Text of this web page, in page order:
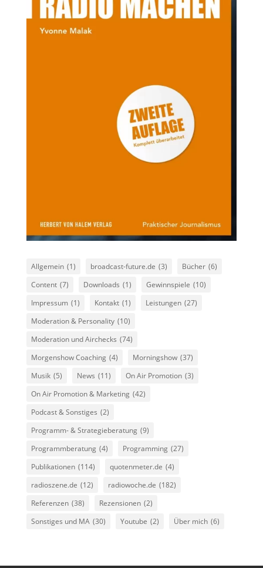
Allgemein (1) broadcast-future.de (3) Bücher (6)
Content (7) Downloads (1) Gewinnspiele (10)
Impressum (1) Kontakt (1) Leistungen (27)
Moderation & Personality (10)
Moderation und Airchecks (74)
Morgenshow Coaching (4) Morningshow (37)
Musik (5) News (11) On Air Promotion (3)
On Air Promotion & Marketing (42)
Podcast & Sonstiges (2)
Programm- & Strategieberatung (9)
Programmberatung (4) Programming (27)
Publikationen (114) quotenmeter.de (4)
radioszene.de (12) radiowoche.de (182)
Referenzen (38) Rezensionen (2)
Sonstiges und MA (30) Youtube (2) Über mich (6)